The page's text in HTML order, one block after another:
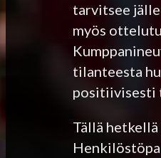
tarvitsee
myös
tilanteesta
positiivisesti
Tällä